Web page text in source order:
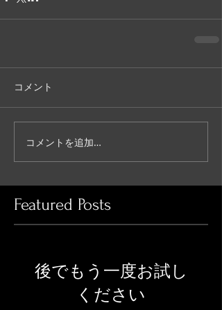
コメント
コメントを追加…
Featured Posts
後でもう一度お試し
ください